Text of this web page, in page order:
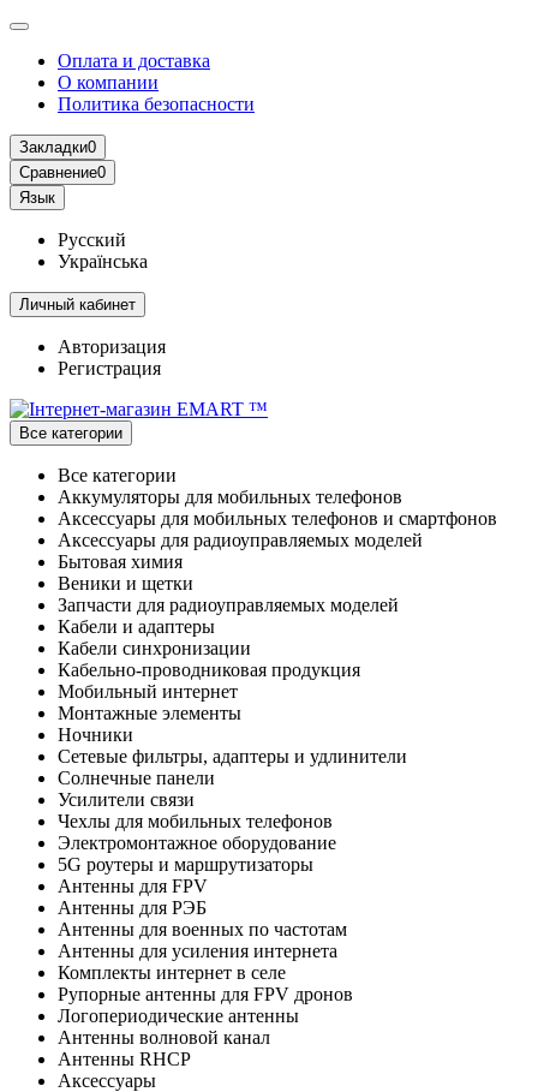
Оплата и доставка
О компании
Политика безопасности
Закладки0
Сравнение0
Язык
Русский
Українська
Личный кабинет
Авторизация
Регистрация
Все категории
Все категории
Аккумуляторы для мобильных телефонов
Аксессуары для мобильных телефонов и смартфонов
Аксессуары для радиоуправляемых моделей
Бытовая химия
Веники и щетки
Запчасти для радиоуправляемых моделей
Кабели и адаптеры
Кабели синхронизации
Кабельно-проводниковая продукция
Мобильный интернет
Монтажные элементы
Ночники
Сетевые фильтры, адаптеры и удлинители
Солнечные панели
Усилители связи
Чехлы для мобильных телефонов
Электромонтажное оборудование
5G роутеры и маршрутизаторы
Антенны для FPV
Антенны для РЭБ
Антенны для военных по частотам
Антенны для усиления интернета
Комплекты интернет в селе
Рупорные антенны для FPV дронов
Логопериодические антенны
Антенны волновой канал
Антенны RHCP
Аксессуары